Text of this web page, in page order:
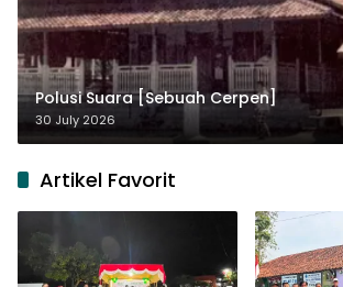
Polusi Suara [Sebuah Cerpen]
30 July 2026
Artikel Favorit